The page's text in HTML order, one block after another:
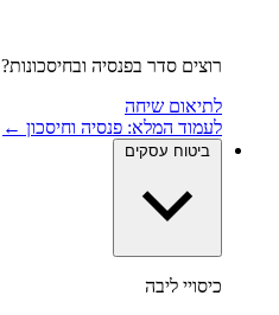
רוצים סדר בפנסיה ובחיסכונות?
לתיאום שיחה
לעמוד המלא: פנסיה וחיסכון ←
ביטוח עסקים
כיסויי ליבה